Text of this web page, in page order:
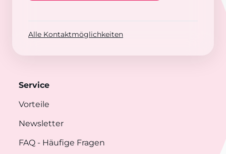
Alle Kontaktmöglichkeiten
Service
Vorteile
Newsletter
FAQ - Häufige Fragen